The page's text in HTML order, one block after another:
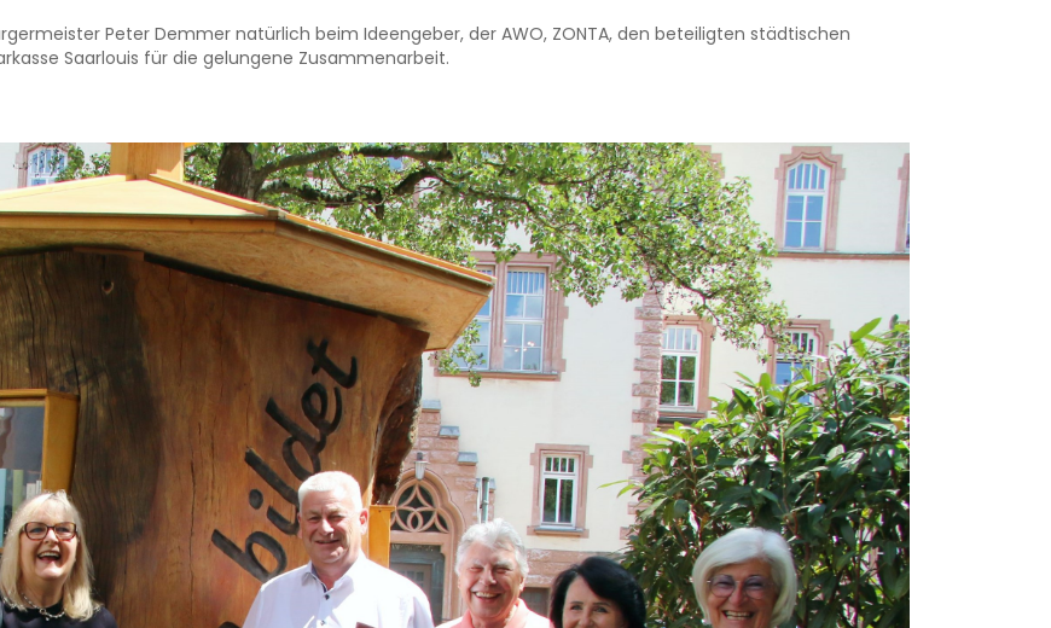
Peter Demmer natürlich beim Ideengeber, der AWO, ZONTA, den beteiligten städtischen
Saarlouis für die gelungene Zusammenarbeit.